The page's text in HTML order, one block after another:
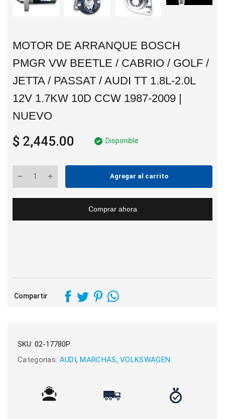
MOTOR DE ARRANQUE BOSCH
PMGR VW BEETLE / CABRIO / GOLF /
JETTA / PASSAT / AUDI TT 1.8L-2.0L
12V 1.7KW 10D CCW 1987-2009 |
NUEVO
$ 2,445.00 Disponible
Agregar al carrito
Comprar ahora
Compartir
SKU: 02-17780P
Categorias: AUDI, MARCHAS, VOLKSWAGEN